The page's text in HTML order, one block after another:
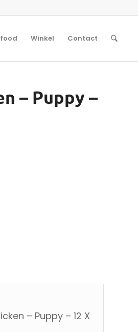
Winkel Contact
– Puppy –
– Puppy – 12 X